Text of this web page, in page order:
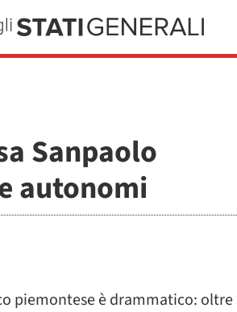
Sanpaolo
autonomi
piemontese è drammatico: oltre